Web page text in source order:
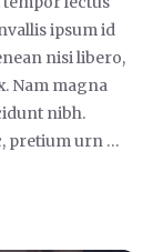
ipsum id
nisi libero,
Nam magna
nibh.
pretium urn …